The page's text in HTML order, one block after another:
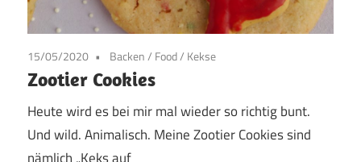
15/05/2020 Backen/ Food/ Kekse
Zootier Cookies
Heute wird es bei mir mal wieder so richtig bunt.
Und wild. Animalisch. Meine Zootier Cookies sind